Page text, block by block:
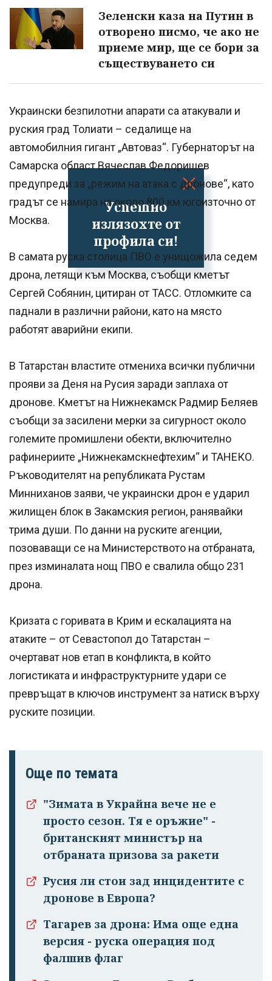
Успешно
излязохте от
профила си!
Зеленски каза на Путин в
отворено писмо, че ако не
приеме мир, ще се бори за
съществуването си
Украински безпилотни апарати са атакували и
руския град Толиати – седалище на
автомобилния гигант „Автоваз“. Губернаторът на
Самарска област Вячеслав Федоришев
предупреди за „режим на атака с дронове“, като
градът се намира на около 800 км югоизточно от
Москва.
В самата руска столица ПВО е унищожила седем
дрона, летящи към Москва, съобщи кметът
Сергей Собянин, цитиран от ТАСС. Отломките са
паднали в различни райони, като на място
работят аварийни екипи.
В Татарстан властите отмениха всички публични
прояви за Деня на Русия заради заплаха от
дронове. Кметът на Нижнекамск Радмир Беляев
съобщи за засилени мерки за сигурност около
големите промишлени обекти, включително
рафинериите „Нижнекамскнефтехим“ и ТАНЕКО.
Ръководителят на републиката Рустам
Минниханов заяви, че украински дрон е ударил
жилищен блок в Закамския регион, ранявайки
трима души. По данни на руските агенции,
позоваващи се на Министерството на отбраната,
през изминалата нощ ПВО е свалила общо 231
дрона.
Кризата с горивата в Крим и ескалацията на
атаките – от Севастопол до Татарстан –
очертават нов етап в конфликта, в който
логистиката и инфраструктурните удари се
превръщат в ключов инструмент за натиск върху
руските позиции.
Още по темата
"Зимата в Украйна вече не е
просто сезон. Тя е оръжие" -
британският министър на
отбраната призова за ракети
Русия ли стои зад инцидентите с
дронове в Европа?
Тагарев за дрона: Има още една
версия - руска операция под
фалшив флаг